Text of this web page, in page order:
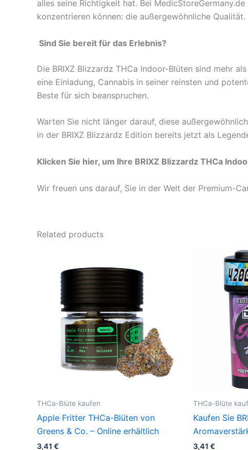
alles seine Richtigkeit hat. Bei
konzentrieren können: die außergewöhnliche Qualität.
Sind Sie bereit für das Erlebnis?
Die BRIXZ Blizzardz THCa Indoor-Blüten sind mehr
eine Einladung, Cannabis in seiner reinsten und
Beste für sich beanspruchen.
Warten Sie nicht länger darauf, diese
in der BRIXZ Blizzardz Edition bereits jetzt als
Klicken Sie hier, um Ihre BRIXZ Blizzardz THCa
Wir freuen uns darauf, Sie in der Welt der Premium-
Related products
THCa-Blüte kaufen
Apple Fritter THCa-Blüten von
Greens & Co. – Online erhältlich
3,41 €
THCa-Blüte
Kaufen Sie
3,41 €